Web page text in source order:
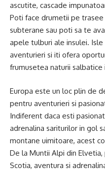
ascutite, cascade
Poti face drumetii pe
subterane sau poti sa te
apele tulburi ale insulei.
aventurieri si iti ofera
frumusetea naturii salbatice
Europa este un loc plin de
pentru aventurieri si
Indiferent daca esti
adrenalina sariturilor in gol
montane uimitoare, acest
De la Muntii Alpi din
Scotia, aventura si